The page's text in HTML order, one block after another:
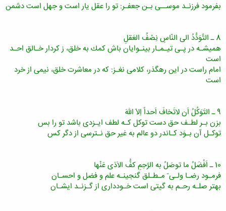
بفرمود فرزنـد موســى بـن جعفـر: تو را عقل یار است و جهل است دشمن
8 ـ التَّوَدُّدُ الى النّاسِ نِصْفُ العَقلِ
همیشـه در پـى تیـمـار بینـوایان باش كمك به خلق، ز كردار خـالق احـد
است
امام راست در این رهگذر، كلامى نغـز: كه در معاشرت خلق، نیمى از خرد
است
9 ـ التَوَكُلُ اَن لاتَخافَ اَحداً اِلاّ اللهَ
بزن بـر لطـف حق دست توكل كـه لطف ایـزدى باشد تو را بس
توكـل آن بـوَد كـاندر دو عالم به غیر حق نـترسى از دگر كس
10 ـ اَفْضَلُ ما توصَلُ به الرَّحِمِ كفُّ الاَذى عَنْها
فرمـود رضـا ولـى ّ مـطـلق گنجینـه علم و فضل و احسـان
بهتر صلـه رحـم به گیتى است خـوددارى از گـزنـد ایشـان